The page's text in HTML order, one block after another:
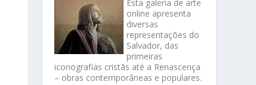
Esta galeria de arte
online apresenta
diversas
representações do
Salvador, das
primeiras
iconografias cristãs até a Renascença
– obras contemporâneas e populares.